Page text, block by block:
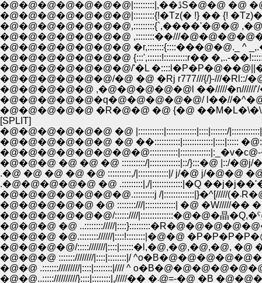
�@�@�@�@�@�@�@|:::::::::{!�Tz(� !} �� {!
�@�@�@�@�@�@�@,:::::::::{`,����'�@�@
�@�@�@�@�@�@�@ ,::::::::��///
�@�@�@�@�@�@�@ �r,:::::::{::::���@�@._ ^
�@�@�@�@�@�@�@ {:::',::::::!::::::::::r�� �,..-��!::::::
�@�@�@�@�@�@�@/'�L
�@�@�@�@�@�@/�@ �@ �Rj r777///{/}-///�Rl::/
�@�@�@�@�@ ,�@�@�@�@�@l ��/////�n//////
�@�@�@�@�@�q�@�@�@�@�@/ l��//
�@�@�@�@�@ �R�@�@ �@ {�@
[SPLIT]
�@�@�@�@�@�@ �@ |:::::::::::|:::::::::::::|::::|:::::::/|::::::::::::|
�@�@�@�@�@�@ �@ ��:::::::::::|:::::::::::::|::::|:::::
�@�@�@�@�@�@�@�@::::::::::::|:::::::::::::|:_�v�с@-
�@�@�@ �@ �@ �@ ::::::::::/|:::::::::::::|::/}:::�@ |::/�@j/
.�@ �@ �@ �@ �@ ::::::::::,/|:::::::::::::|/ j/�@ j/�@�@
.�@�@�@�@�@ �@ .:::::::::|,/|:::::::::::::|�Q
�@�@�@�@�@ �@ ::::::::///|:::::::::::::| �@ �W/////��
�@�@�@�@�@�@/::::::////|::::::::::::::�@�@�晶
�@�@�@ �@ ..:::::::://///
�@�@�@ �@.:::::::://////|::::!::::::::|�@�@
�@�@�@�@/:::::///////|::::|::::::�l,�@,�@,�@,�@, �@
�@�@�@ :::::::////////|::::|::::::::|/
�@�@ .::::::://///////|::::|::::::::|//// ^